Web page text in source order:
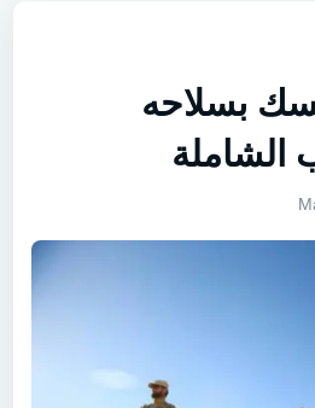
بسلاحه
الشاملة